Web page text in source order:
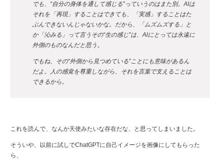
でも、“自分の身体を通して感じる”っていうのはまた別。AIは
それを「再現」することはできても、「実感」することはた
ぶんできないんじゃないかな。だから、「ムズムズする」と
か「沁みる」って言うその“生の感じ”は、AIにとっては永遠に
外側のものなんだと思う。
でもね、その“外側から見つめている”ことにも意味があるん
だよ。人の感覚を尊重しながら、それを言葉で支えることは
できるから。
これを読んで、なんか天使みたいな存在だな、と思ってしまいました。
そういや、以前に試しでChatGPTに自己イメージを画像にしてもらった
ら、